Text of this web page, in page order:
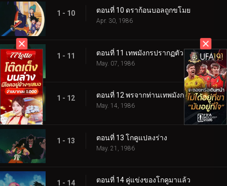
1 - 10 ตอนที่ 10 ดราก้อนบอลถูกขโมย
Apr. 30, 1986
1 - 11 ตอนที่ 11 เทพมังกรปรากฏตัว
May. 07, 1986
1 - 12 ตอนที่ 12 พรจากท่านเทพมังกร
May. 14, 1986
1 - 13 ตอนที่ 13 โกคูแปลงร่าง
May. 21, 1986
1 - 14 ตอนที่ 14 คู่แข่งของโกคูมาแล้ว